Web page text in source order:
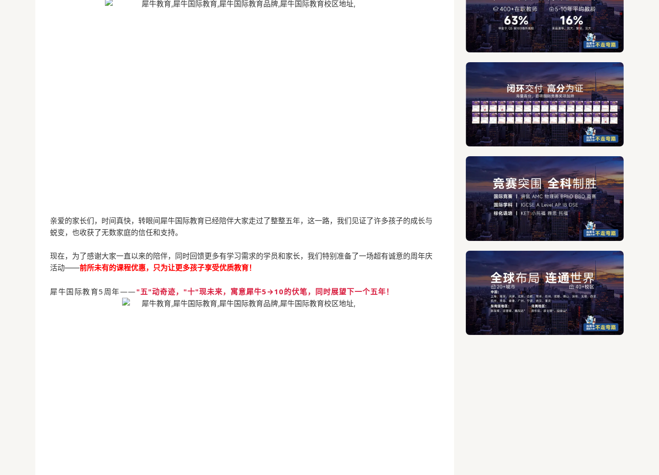
亲爱的家长们，时间真快，转眼间犀牛国际教育已经陪伴大家走过了整整五年，这一路，我们见证了许多孩子的成长与
蜕变，也收获了无数家庭的信任和支持。
现在，为了感谢大家一直以来的陪伴，同时回馈更多有学习需求的学员和家长，我们特别准备了一场超有诚意的周年庆
活动——前所未有的课程优惠，只为让更多孩子享受优质教育！
犀牛国际教育5周年——"五"动奇迹，"十"现未来，寓意犀牛5→10的伏笔，同时展望下一个五年！